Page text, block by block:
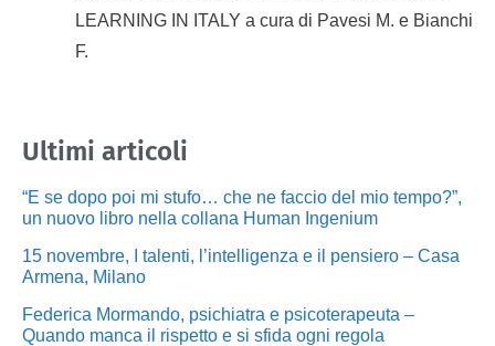
LEARNING IN ITALY a cura di Pavesi M. e Bianchi
F.
Ultimi articoli
“E se dopo poi mi stufo… che ne faccio del mio tempo?”,
un nuovo libro nella collana Human Ingenium
15 novembre, I talenti, l’intelligenza e il pensiero – Casa
Armena, Milano
Federica Mormando, psichiatra e psicoterapeuta –
Quando manca il rispetto e si sfida ogni regola